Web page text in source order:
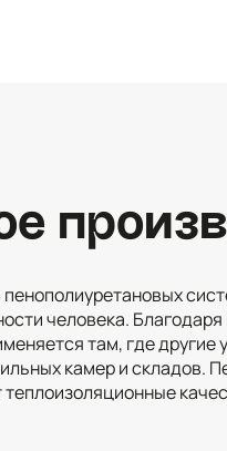
человека.
там, где
камер и складов.